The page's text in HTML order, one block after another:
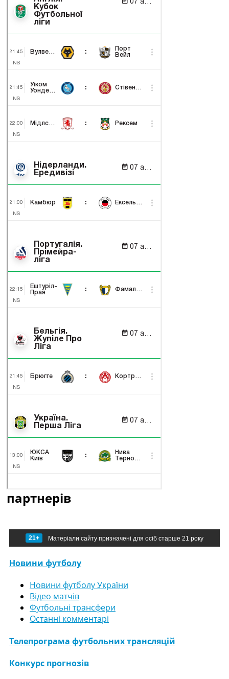
партнерів
21+ Матеріали сайту призначені для осіб старше 21 року
Новини футболу
Новини футболу України
Відео матчів
Футбольні трансфери
Останні комментарі
Телепрограма футбольних трансляцій
Конкурс прогнозів